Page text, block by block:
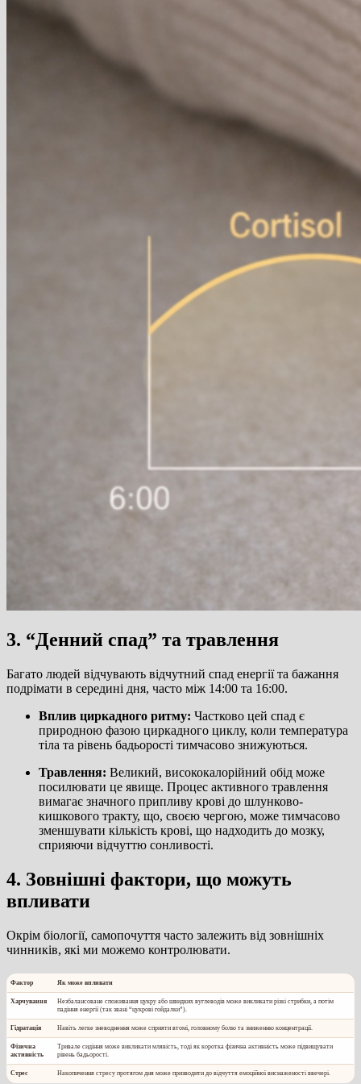
3. “Денний спад” та травлення
Багато людей відчувають відчутний спад енергії та бажання
подрімати в середині дня, часто між 14:00 та 16:00.
Вплив циркадного ритму: Частково цей спад є
природною фазою циркадного циклу, коли температура
тіла та рівень бадьорості тимчасово знижуються.
Травлення: Великий, висококалорійний обід може
посилювати це явище. Процес активного травлення
вимагає значного припливу крові до шлунково-
кишкового тракту, що, своєю чергою, може тимчасово
зменшувати кількість крові, що надходить до мозку,
сприяючи відчуттю сонливості.
4. Зовнішні фактори, що можуть
впливати
Окрім біології, самопочуття часто залежить від зовнішніх
чинників, які ми можемо контролювати.
Фактор Як може впливати
Харчування
Незбалансоване споживання цукру або швидких вуглеводів може викликати різкі стрибки, а потім
падіння енергії (так звані “цукрові гойдалки”).
Гідратація Навіть легке зневоднення може сприяти втомі, головному болю та зниженню концентрації.
Фізична
активність
Тривале сидіння може викликати млявість, тоді як коротка фізична активність може підвищувати
рівень бадьорості.
Стрес Накопичення стресу протягом дня може призводити до відчуття емоційної виснаженості ввечері.